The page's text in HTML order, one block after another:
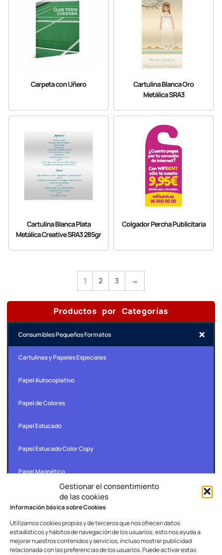
Gestionar el consentimiento
de las cookies
Información básica sobre Cookies
Utilizamos cookies propias y de terceros que nos ofrecen datos
estadísticos y hábitos de navegación de los usuarios; esto nos ayuda a
mejorar nuestros contenidos y servicios, incluso mostrar publicidad
relacionada con las preferencias de los usuarios. Puede activar estas
Productos por Categorías
Consumibles Pequeños Formatos
Cartulinas y Papeles Especiales
Papel Autocopiativo
Papel de Colores
Papel Estucado
Papel Estucado Color Copy
Papel Magnético
Paperplast
Carpeta con Uñero
Cartulina Blanca Oro
Metálica SRA3
Cartulina Blanca Plata
Metálica Creative SRA3 285gr
Colgador Percha Publicitaria
1 2 3 →